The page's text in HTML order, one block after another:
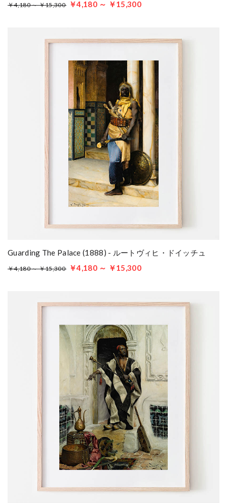
￥4,180 ～ ￥15,300 ￥4,180 ～ ￥15,300
Guarding The Palace (1888) - ルートヴィヒ・ドイッチュ
￥4,180 ～ ￥15,300 ￥4,180 ～ ￥15,300